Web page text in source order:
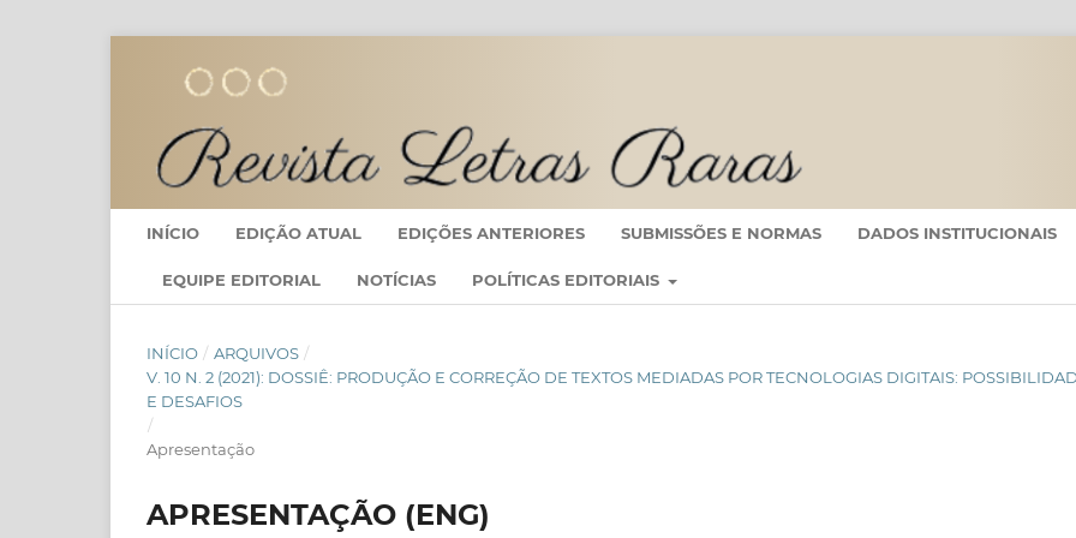
INÍCIO EDIÇÃO ATUAL EDIÇÕES ANTERIORES SUBMISSÕES E NORMAS DADOS INSTITUCIONAIS
EQUIPE EDITORIAL NOTÍCIAS POLÍTICAS EDITORIAIS
INÍCIO / ARQUIVOS /
V. 10 N. 2 (2021): DOSSIÊ: PRODUÇÃO E CORREÇÃO DE TEXTOS MEDIADAS POR TECNOLOGIAS DIGITAIS:
E DESAFIOS
/
Apresentação
APRESENTAÇÃO (ENG)